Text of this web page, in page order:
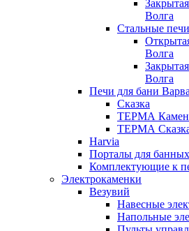
Волга
Стальные
Волга
Волга
Печи для бани
Сказка
ТЕРМА
ТЕРМА
Harvia
Порталы для
Комплектующие к
Электрокаменки
Везувий
Навесные
Напольные